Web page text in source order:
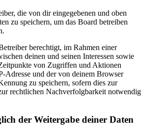
die von dir eingegebenen und oben
zu speichern, um das Board betreiben
berechtigt, im Rahmen einer
deinen und seinen Interessen sowie
von Zugriffen und Aktionen
Adresse und der von deinem Browser
zu speichern, sofern dies zur
rechtlichen Nachverfolgbarkeit notwendig
der Weitergabe deiner Daten